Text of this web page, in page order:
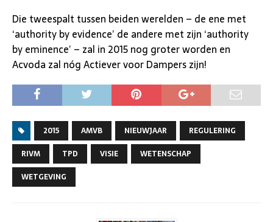
Die tweespalt tussen beiden werelden – de ene met
‘authority by evidence’ de andere met zijn ‘authority
by eminence’ – zal in 2015 nog groter worden en
Acvoda zal nóg Actiever voor Dampers zijn!
2015 AMVB NIEUWJAAR
REGULERING
RIVM
TPD VISIE
WETENSCHAP
WETGEVING